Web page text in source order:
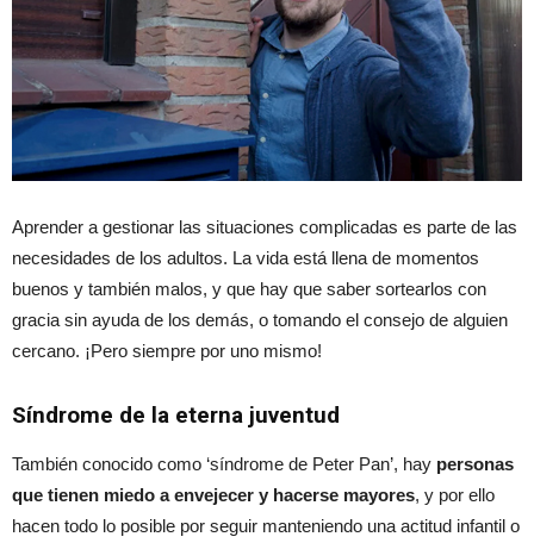
Aprender a gestionar las situaciones complicadas es parte de las
necesidades de los adultos. La vida está llena de momentos
buenos y también malos, y que hay que saber sortearlos con
gracia sin ayuda de los demás, o tomando el consejo de alguien
cercano. ¡Pero siempre por uno mismo!
Síndrome de la eterna juventud
También conocido como ‘síndrome de Peter Pan’, hay personas
que tienen miedo a envejecer y hacerse mayores, y por ello
hacen todo lo posible por seguir manteniendo una actitud infantil o